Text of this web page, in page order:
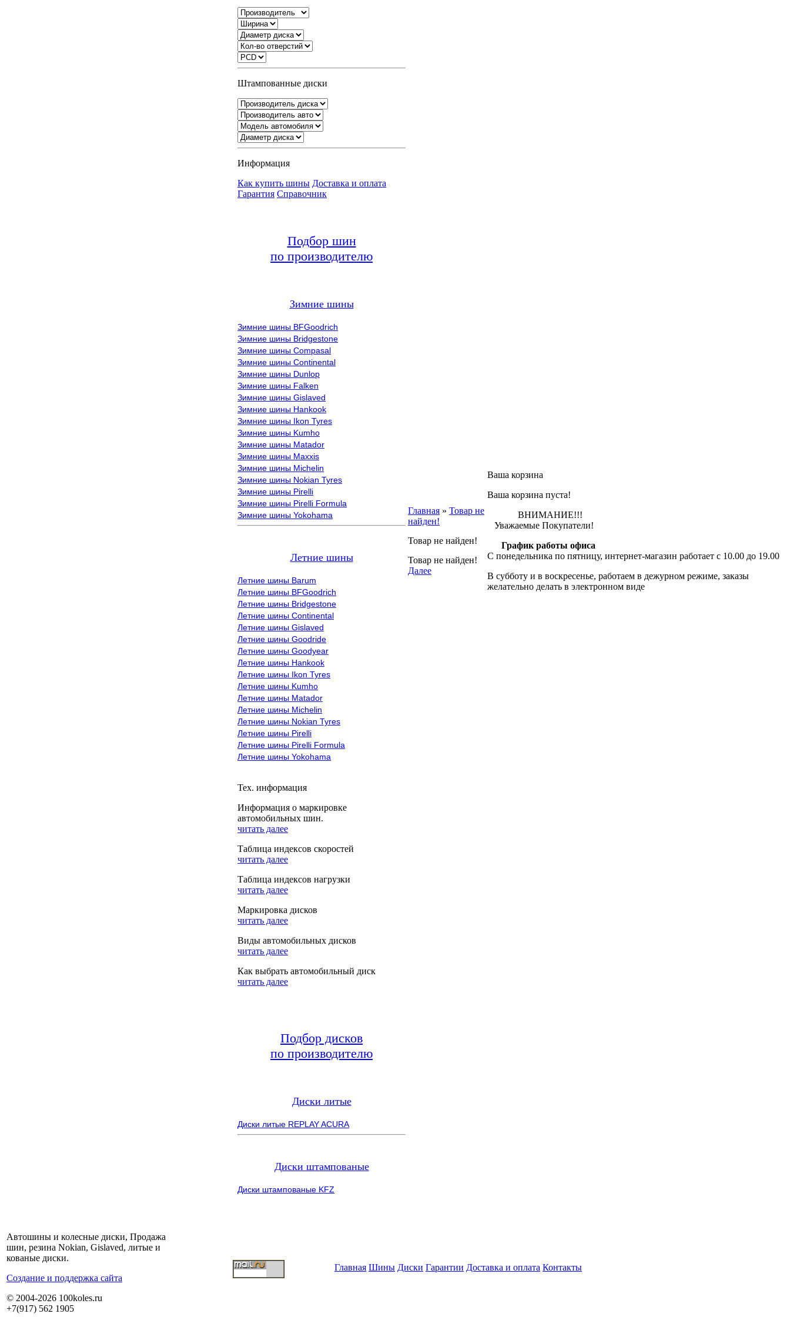
Штампованные диски
Информация
Как купить шины Доставка и оплата
Гарантия Справочник
Подбор шин
по производителю
Зимние шины
Зимние шины BFGoodrich
Зимние шины Bridgestone
Зимние шины Compasal
Зимние шины Continental
Зимние шины Dunlop
Зимние шины Falken
Зимние шины Gislaved
Зимние шины Hankook
Зимние шины Ikon Tyres
Зимние шины Kumho
Зимние шины Matador
Зимние шины Maxxis
Зимние шины Michelin
Зимние шины Nokian Tyres
Зимние шины Pirelli
Зимние шины Pirelli Formula
Зимние шины Yokohama
Летние шины
Летние шины Barum
Летние шины BFGoodrich
Летние шины Bridgestone
Летние шины Continental
Летние шины Gislaved
Летние шины Goodride
Летние шины Goodyear
Летние шины Hankook
Летние шины Ikon Tyres
Летние шины Kumho
Летние шины Matador
Летние шины Michelin
Летние шины Nokian Tyres
Летние шины Pirelli
Летние шины Pirelli Formula
Летние шины Yokohama
Тех. информация
Информация о маркировке
автомобильных шин.
читать далее
Таблица индексов скоростей
читать далее
Таблица индексов нагрузки
читать далее
Маркировка дисков
читать далее
Виды автомобильных дисков
читать далее
Как выбрать автомобильный диск
читать далее
Подбор дисков
по производителю
Диски литые
Диски литые REPLAY ACURA
Диски штампованые
Диски штампованые KFZ
Главная » Товар не
найден!
Товар не найден!
Товар не найден!
Далее
Ваша корзина
Ваша корзина пуста!
ВНИМАНИЕ!!!
Уважаемые Покупатели!
График работы офиса
С понедельника по пятницу, интернет-магазин работает с 10.00 до 19.00
В субботу и в воскресенье, работаем в дежурном режиме, заказы
желательно делать в электронном виде
Автошины и колесные диски, Продажа
шин, резина Nokian, Gislaved, литые и
кованые диски.
Cоздание и поддержка сайта
© 2004-2026 100koles.ru
+7(917) 562 1905
Главная Шины Диски Гарантии Доставка и оплата Контакты